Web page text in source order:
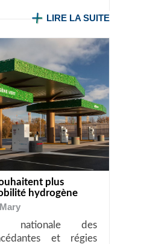
LIRE LA SUITE
plus
hydrogène
Mary
nationale des
et régies